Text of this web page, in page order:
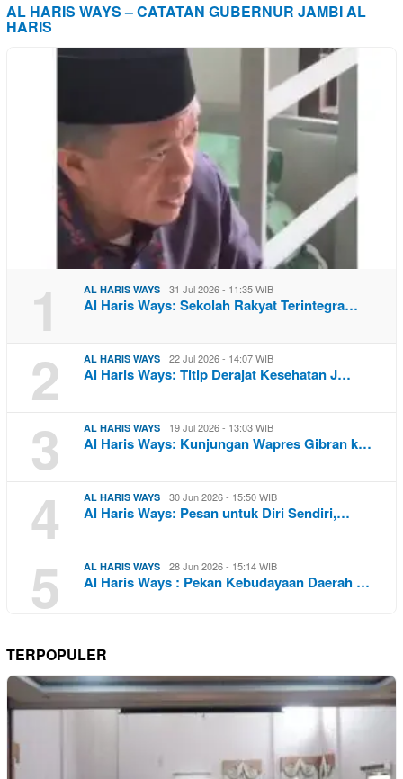
AL HARIS WAYS – CATATAN GUBERNUR JAMBI AL
HARIS
1 AL HARIS WAYS 31 Jul 2026 - 11:35 WIB
Al Haris Ways: Sekolah Rakyat Terintegra…
2 AL HARIS WAYS 22 Jul 2026 - 14:07 WIB
Al Haris Ways: Titip Derajat Kesehatan J…
3 AL HARIS WAYS 19 Jul 2026 - 13:03 WIB
Al Haris Ways: Kunjungan Wapres Gibran k…
4 AL HARIS WAYS 30 Jun 2026 - 15:50 WIB
Al Haris Ways: Pesan untuk Diri Sendiri,…
5 AL HARIS WAYS 28 Jun 2026 - 15:14 WIB
Al Haris Ways : Pekan Kebudayaan Daerah …
TERPOPULER